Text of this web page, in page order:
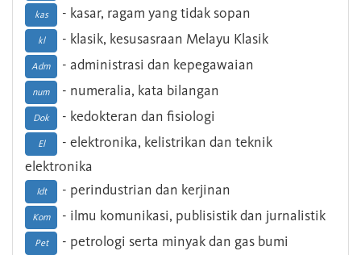
kas - kasar, ragam yang tidak sopan
kl - klasik, kesusasraan Melayu Klasik
Adm - administrasi dan kepegawaian
num - numeralia, kata bilangan
Dok - kedokteran dan fisiologi
El
- elektronika, kelistrikan dan teknik
elektronika
Idt - perindustrian dan kerjinan
Kom - ilmu komunikasi, publisistik dan jurnalistik
Pet - petrologi serta minyak dan gas bumi